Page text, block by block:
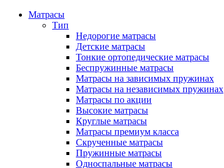
Матрасы
Тип
Недорогие матрасы
Детские матрасы
Тонкие ортопедические матрасы
Беспружинные матрасы
Матрасы на зависимых пружинах
Матрасы на независимых пружинах
Матрасы по акции
Высокие матрасы
Круглые матрасы
Матрасы премиум класса
Скрученные матрасы
Пружинные матрасы
Односпальные матрасы